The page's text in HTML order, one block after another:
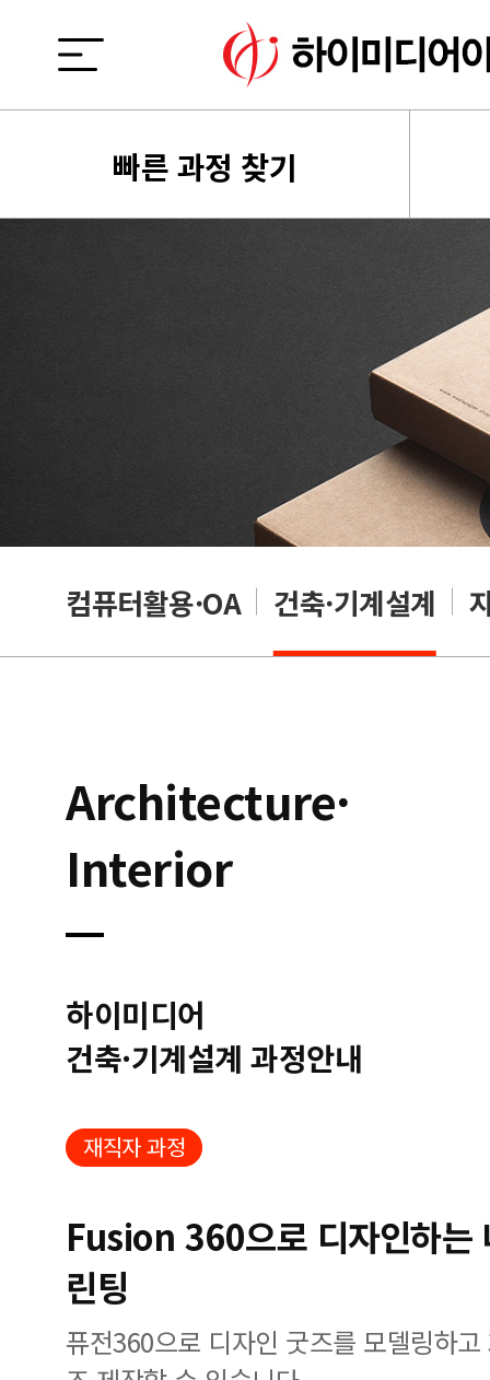
빠른 과정 찾기
컴퓨터활용·OA 건축·기계설계
Architecture·
Interior
하이미디어
건축·기계설계 과정안내
재직자 과정
Fusion 360으로 디자인하는
린팅
퓨전360으로 디자인 굿즈를 모델링하